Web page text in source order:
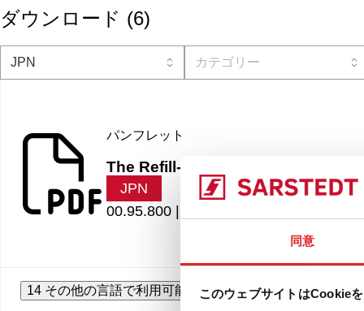
同意
このウェブサイトはCookie
ダウンロード (6)
パンフレット
The Refill-Revolution
JPN
00.95.800 |
14 その他の言語で利用可能